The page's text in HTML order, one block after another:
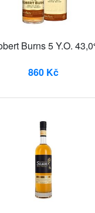
Burns 5 Y.O.
860 Kč